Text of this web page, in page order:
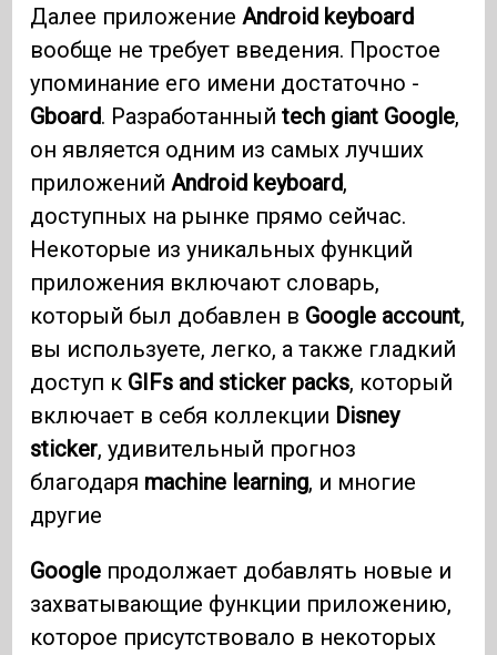
Далее приложение Android keyboard
вообще не требует введения. Простое
упоминание его имени достаточно -
Gboard. Разработанныйtech giant Google,
он является одним из самых лучших
приложений Android keyboard,
доступных на рынке прямо сейчас.
Некоторые из уникальных функций
приложения включают словарь,
который был добавлен в Google account,
вы используете, легко, а также гладкий
доступ к GIFs and sticker packs, который
включает в себя коллекции Disney
sticker, удивительный прогноз
благодаря machine learning, и многие
другие
Google продолжает добавлять новые и
захватывающие функции приложению,
которое присутствовало в некоторых